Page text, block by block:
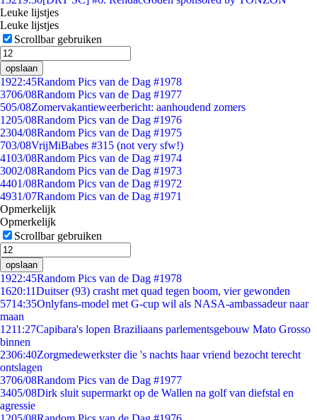
Leuke lijstjes
Leuke lijstjes
Scrollbar gebruiken
opslaan
1922:45Random Pics van de Dag #1978
3706/08Random Pics van de Dag #1977
505/08Zomervakantieweerbericht: aanhoudend zomers
1205/08Random Pics van de Dag #1976
2304/08Random Pics van de Dag #1975
703/08VrijMiBabes #315 (not very sfw!)
4103/08Random Pics van de Dag #1974
3002/08Random Pics van de Dag #1973
4401/08Random Pics van de Dag #1972
4931/07Random Pics van de Dag #1971
Opmerkelijk
Opmerkelijk
Scrollbar gebruiken
opslaan
1922:45Random Pics van de Dag #1978
1620:11Duitser (93) crasht met quad tegen boom, vier gewonden
5714:35Onlyfans-model met G-cup wil als NASA-ambassadeur naar
maan
1211:27Capibara's lopen Braziliaans parlementsgebouw Mato Grosso
binnen
2306:40Zorgmedewerkster die 's nachts haar vriend bezocht terecht
ontslagen
3706/08Random Pics van de Dag #1977
3405/08Dirk sluit supermarkt op de Wallen na golf van diefstal en
agressie